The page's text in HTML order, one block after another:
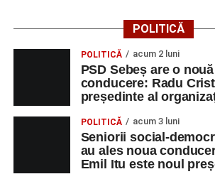
POLITICĂ
POLITICĂ acum 2 luni
PSD Sebeș are o
conducere: Radu
președinte al
POLITICĂ acum 3 luni
Seniorii social-
au ales noua
Emil Itu este noul